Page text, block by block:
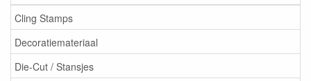
Cling Stamps
Decoratiemateriaal
Die-Cut / Stansjes